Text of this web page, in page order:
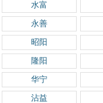
水富
永善
昭阳
隆阳
华宁
沾益